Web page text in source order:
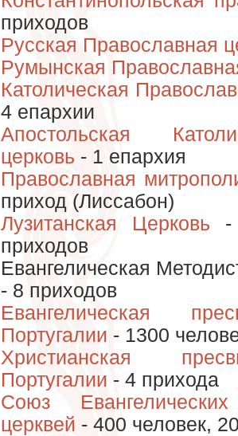
приходов
Русская Православная
Румынская
Католическая
4 епархии
Апостольская
церковь - 1 епархия
Православная
приход (Лиссабон)
Лузитанская Церковь -
приходов
Евангелическая
- 8 приходов
Евангелическая
Португалии - 1300
Христианская
Португалии - 4 прихода
Союз Евангелических
церквей - 400 человек,